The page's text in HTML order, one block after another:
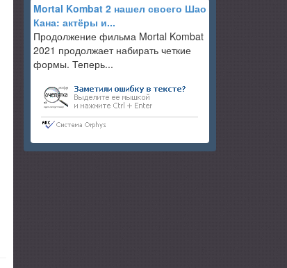
Mortal Kombat 2 нашел своего Шао
Кана: актёры и...
Продолжение фильма Mortal Kombat
2021 продолжает набирать четкие
формы. Теперь...